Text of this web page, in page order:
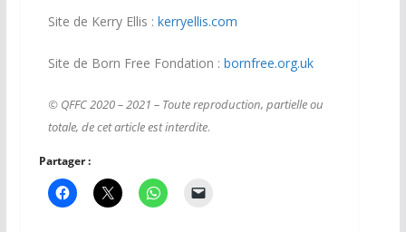
Site de Kerry Ellis : kerryellis.com
Site de Born Free Fondation : bornfree.org.uk
© QFFC 2020 – 2021 – Toute reproduction, partielle ou
totale, de cet article est interdite.
Partager :